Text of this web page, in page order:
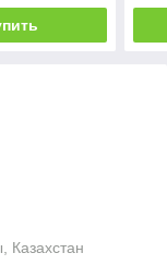
Казахстан